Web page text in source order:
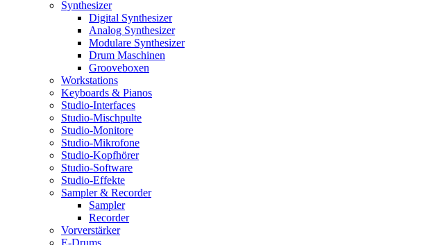
Synthesizer
Digital Synthesizer
Analog Synthesizer
Modulare Synthesizer
Drum Maschinen
Grooveboxen
Workstations
Keyboards & Pianos
Studio-Interfaces
Studio-Mischpulte
Studio-Monitore
Studio-Mikrofone
Studio-Kopfhörer
Studio-Software
Studio-Effekte
Sampler & Recorder
Sampler
Recorder
Vorverstärker
E-Drums